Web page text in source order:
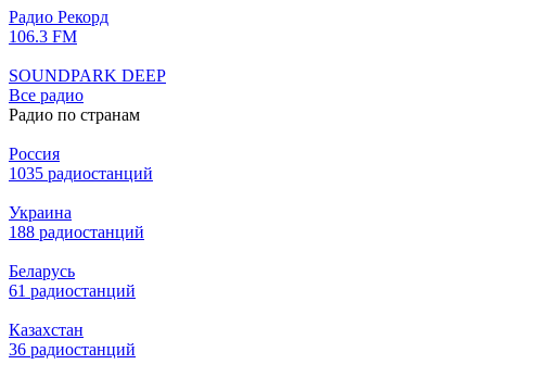
Радио Рекорд
106.3 FM
SOUNDPARK DEEP
Все радио
Радио по странам
Россия
1035 радиостанций
Украина
188 радиостанций
Беларусь
61 радиостанций
Казахстан
36 радиостанций